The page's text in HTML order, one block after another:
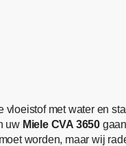
met water en
uw Miele CVA 3650
worden, maar wij